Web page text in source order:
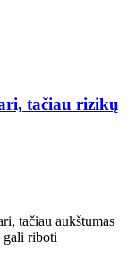
tačiau rizikų
tačiau aukštumas
gali riboti